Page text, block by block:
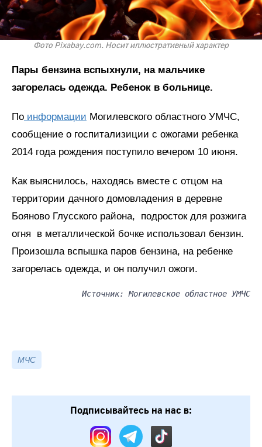
Фото Pixabay.com. Носит иллюстративный характер
Пары бензина вспыхнули, на мальчике
загорелась одежда. Ребенок в больнице.
По информации Могилевского областного УМЧС,
сообщение о госпитализиции с ожогами ребенка
2014 года рождения поступило вечером 10 июня.
Как выяснилось, находясь вместе с отцом на
территории дачного домовладения в деревне
Бояново Глусского района, подросток для розжига
огня в металлической бочке использовал бензин.
Произошла вспышка паров бензина, на ребенке
загорелась одежда, и он получил ожоги.
Источник: Могилевское областное УМЧС
МЧС
Подписывайтесь на нас в: